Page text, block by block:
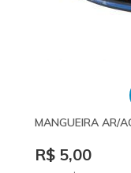
MANGUEIRA AR/
R$ 5,00